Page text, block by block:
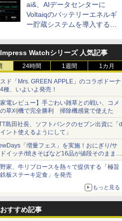
ai&、AIデータセンターに
Voltaiqのバッテリーエネルギ
ー貯蔵システムを導入する計
Impress Watchシリーズ 人気記事
24時間 1週間 1カ月
スド「Mrs. GREEN APPLE」のコラボドーナ
種、いよいよ発売！
家電レビュー】手ごわい雑草との戦い、コメ
の草刈機で完全勝利 掃除機感覚で使えた
島田社長、ソフトバンクのセブン出資に「d
ント使えるようにして」
「増量フェス」を実施！おにぎり/サ
イッチ/焼きそばなど16品が値段そのままで
ュームアップ
家、牛リブロースを熱々で提供する「極旨
板ステーキ定食」を発売
もっと見る
おすすめ記事